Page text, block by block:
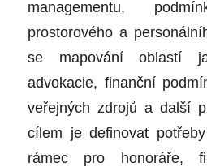
managementu,
prostorového a
se mapování oblastí
advokacie, finanční
veřejných zdrojů a další
cílem je definovat
rámec pro honoráře,